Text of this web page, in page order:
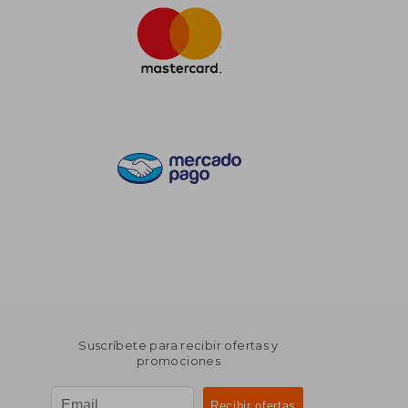
Suscríbete para recibir ofertas y
promociones